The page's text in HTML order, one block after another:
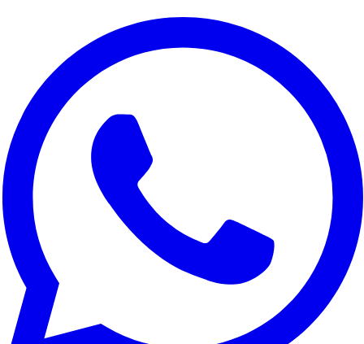
Nous utilisons des cookies pour ameliorer votre experience,
analyser le trafic du site et a des fins marketing. Vous pouvez
choisir les cookies a accepter.
Tout refuser Personnaliser